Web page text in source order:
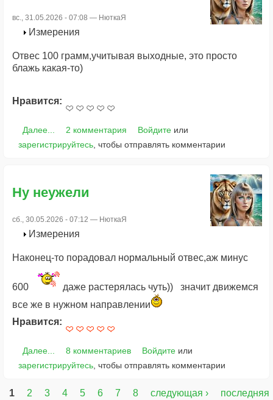
вс., 31.05.2026 - 07:08 — НюткаЯ
Измерения
Отвес 100 грамм,учитывая выходные, это просто
блажь какая-то)
Нравится:
Далее... 2 комментария Войдитеили
зарегистрируйтесь , чтобы отправлять комментарии
Ну неужели
сб., 30.05.2026 - 07:12 — НюткаЯ
Измерения
Наконец-то порадовал нормальный отвес,аж минус
600
даже растерялась чуть)) значит движемся
все же в нужном направлении
Нравится:
Далее... 8 комментариев Войдитеили
зарегистрируйтесь , чтобы отправлять комментарии
1 2 3 4 5 6 7 8 следующая ›
последняя